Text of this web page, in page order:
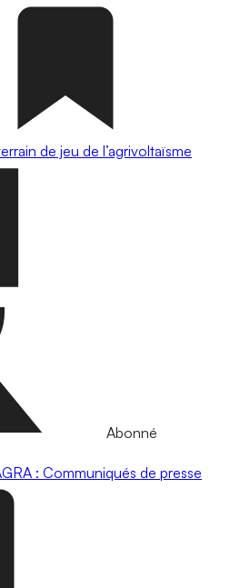
de jeu de l’agrivoltaïsme
Abonné
: Communiqués de presse